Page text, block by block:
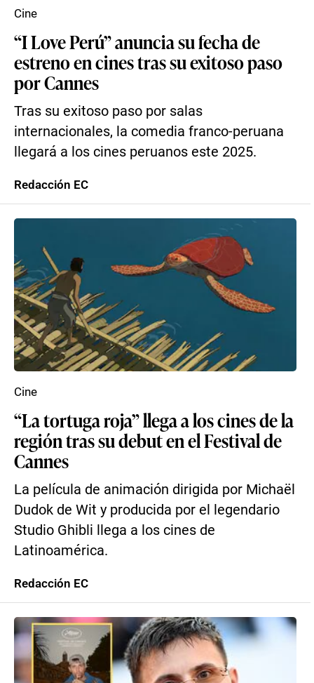
“I Love Perú” anuncia su fecha de
estreno en cines tras su exitoso paso
por Cannes
Tras su exitoso paso por salas
internacionales, la comedia franco-peruana
llegará a los cines peruanos este 2025.
Cine
Redacción EC
“La tortuga roja” llega a los cines de la
región tras su debut en el Festival de
Cannes
La película de animación dirigida por Michaël
Dudok de Wit y producida por el legendario
Studio Ghibli llega a los cines de
Latinoamérica.
Cine
Redacción EC